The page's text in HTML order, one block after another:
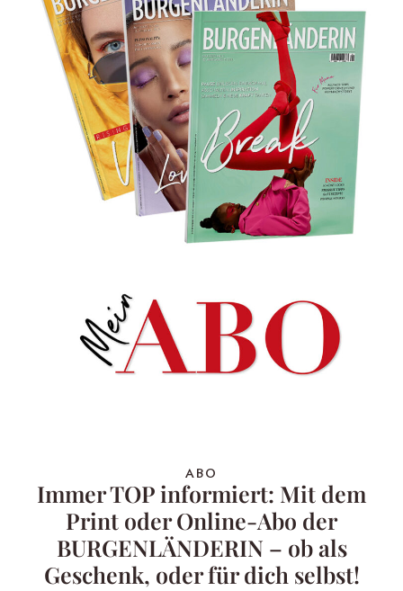
ABO
Immer TOP informiert: Mit dem
Print oder Online-Abo der
BURGENLÄNDERIN – ob als
Geschenk, oder für dich selbst!